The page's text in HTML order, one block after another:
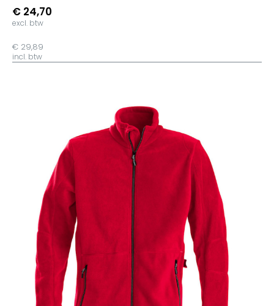
€ 24,70
excl. btw
€ 29,89
incl. btw